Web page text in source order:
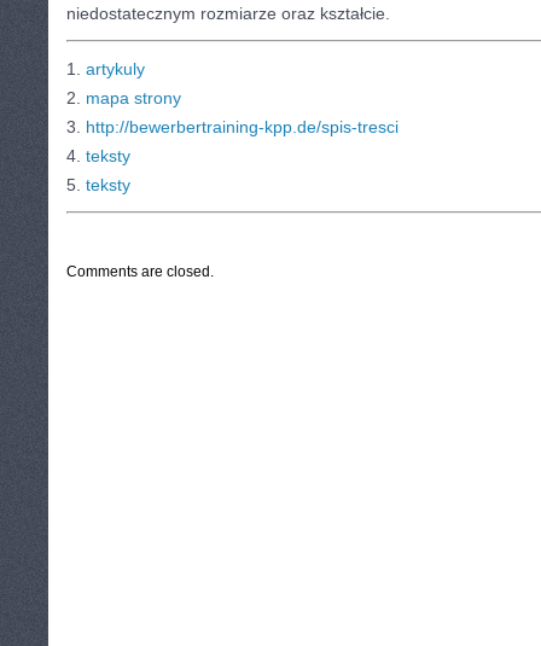
niedostatecznym rozmiarze oraz kształcie.
1. artykuly
2. mapa strony
3. http://bewerbertraining-kpp.de/spis-tresci
4. teksty
5. teksty
Comments are closed.